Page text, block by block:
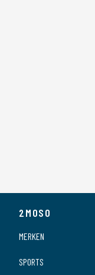
2MOSO
MERKEN
SPORTS